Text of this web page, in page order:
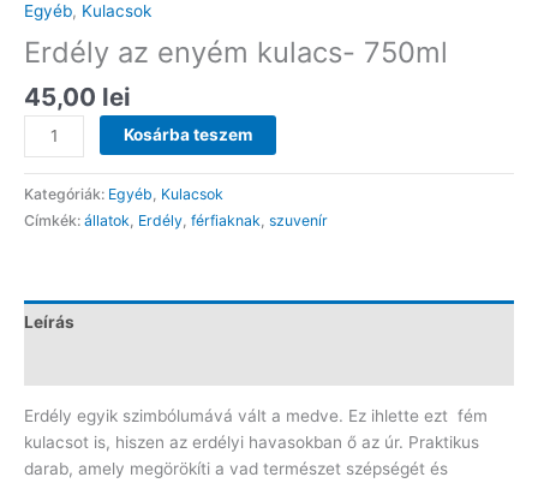
Egyéb, Kulacsok
Erdély az enyém kulacs- 750ml
45,00 lei
Erdély
az
enyém
kulacs-
Kosárba teszem
Kategóriák: Egyéb, Kulacsok
Címkék: állatok, Erdély, férfiaknak, szuvenír
Leírás
Erdély egyik szimbólumává vált a medve. Ez ihlette ezt fém
kulacsot is, hiszen az erdélyi havasokban ő az úr. Praktikus
darab, amely megörökíti a vad természet szépségét és